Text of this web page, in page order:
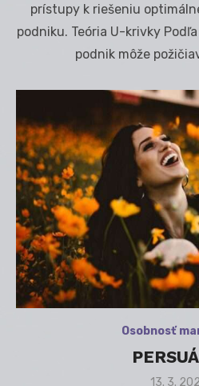
prístupy k riešeniu
podniku. Teória U-krivky
podnik môže
Osobnosť
Posted
13. 3.